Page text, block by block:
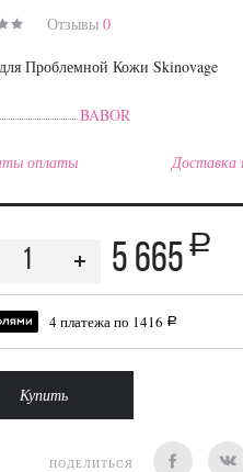
Отзывы0
Проблемной Кожи Skinovage
BABOR
оплаты Доставка
5 665 a
4 платежа по 1416 a
Купить
ПОДЕЛИТЬСЯ